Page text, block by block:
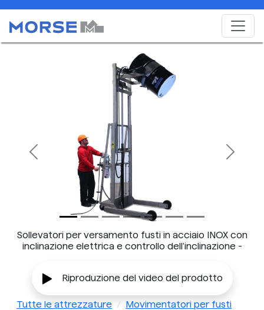
Sollevatori per versamento fusti in acciaio INOX con
inclinazione elettrica e controllo dell'inclinazione -
Previous Next
Riproduzione del video del prodotto
Tutte le attrezzature
Movimentatori per fusti